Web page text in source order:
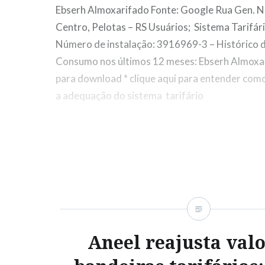
Ebserh Almoxarifado Fonte: Google Rua Gen.
Centro, Pelotas – RS Usuários; Sistema
Número de instalação: 3916969-3 – Histórico
Consumo nos últimos 12 meses: Ebserh
para download * clique aqui para entender
a adequação do sistema tarifário
Aneel reajusta